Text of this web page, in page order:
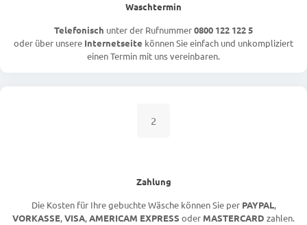
Waschtermin
Telefonisch unter der Rufnummer0800 122 122 5
oder über unsere Internetseite können Sie einfach und unkompliziert
einen Termin mit uns vereinbaren.
2
Zahlung
Die Kosten für Ihre gebuchte Wäsche können Sie per PAYPAL,
VORKASSE,VISA,AMERICAM EXPRESS oder MASTERCARD zahlen.